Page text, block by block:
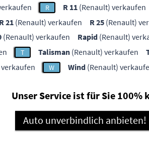
R R 11 (Renault) verkaufen
R 21 (Renault) verkaufen R 25 (Renault)
(Renault) verkaufen Rapid (Renault)
T Talisman (Renault) verkaufen
W Wind (Renault)
Unser Service ist für Sie 100%
Auto unverbindlich anbieten!